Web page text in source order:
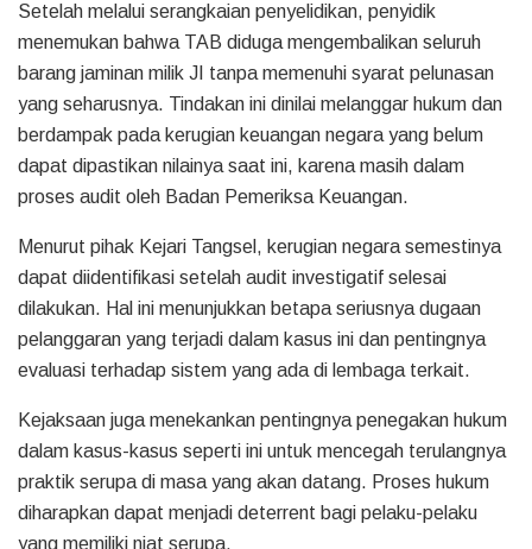
Setelah melalui serangkaian penyelidikan, penyidik
menemukan bahwa TAB diduga mengembalikan seluruh
barang jaminan milik JI tanpa memenuhi syarat pelunasan
yang seharusnya. Tindakan ini dinilai melanggar hukum dan
berdampak pada kerugian keuangan negara yang belum
dapat dipastikan nilainya saat ini, karena masih dalam
proses audit oleh Badan Pemeriksa Keuangan.
Menurut pihak Kejari Tangsel, kerugian negara semestinya
dapat diidentifikasi setelah audit investigatif selesai
dilakukan. Hal ini menunjukkan betapa seriusnya dugaan
pelanggaran yang terjadi dalam kasus ini dan pentingnya
evaluasi terhadap sistem yang ada di lembaga terkait.
Kejaksaan juga menekankan pentingnya penegakan hukum
dalam kasus-kasus seperti ini untuk mencegah terulangnya
praktik serupa di masa yang akan datang. Proses hukum
diharapkan dapat menjadi deterrent bagi pelaku-pelaku
yang memiliki niat serupa.